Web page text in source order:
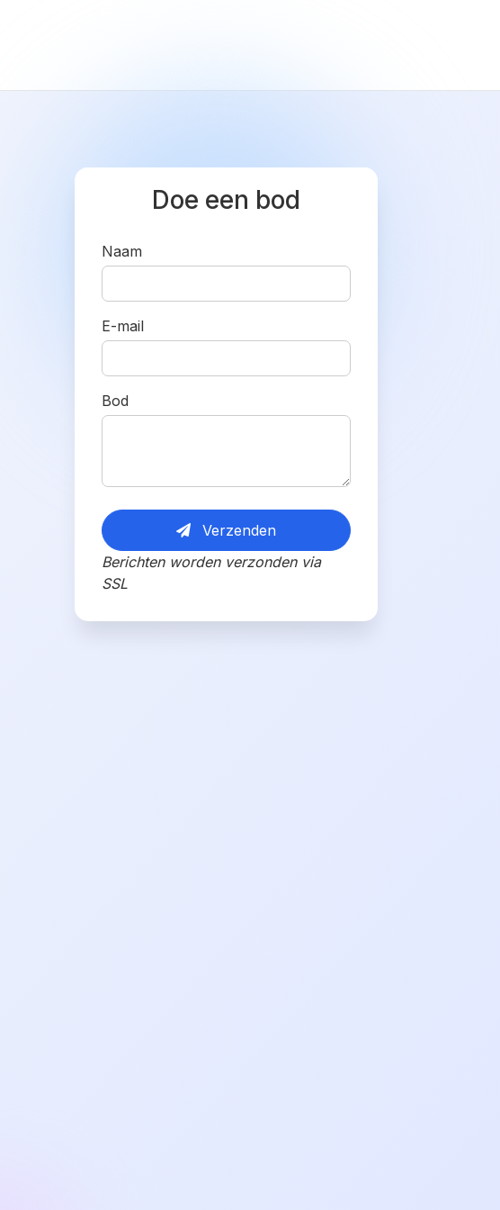
Doe een bod
Naam
E-mail
Bod
Verzenden
Berichten worden verzonden via
SSL